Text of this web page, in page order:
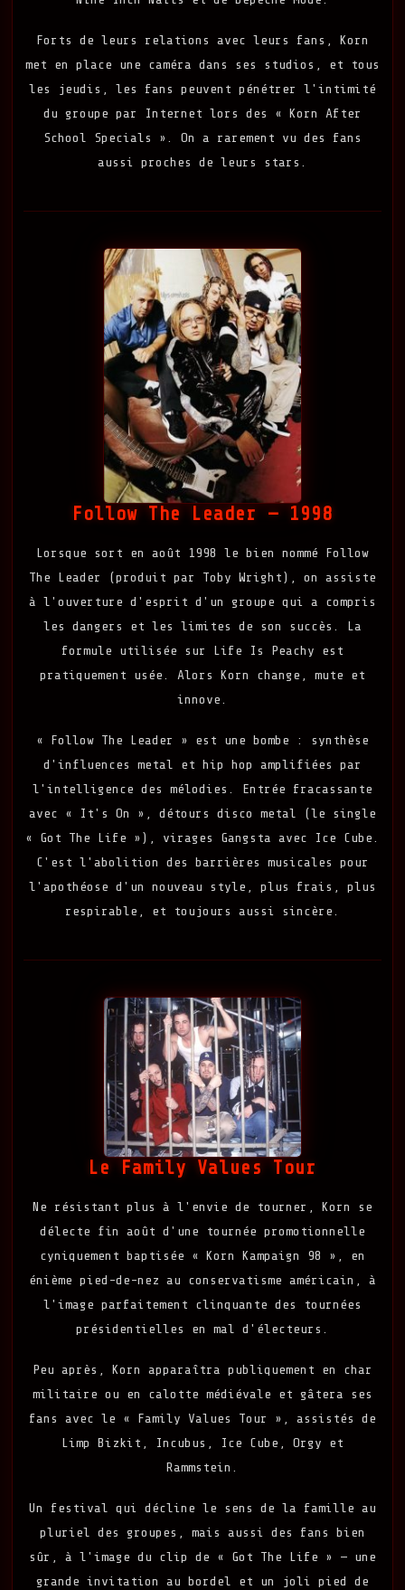
Forts de leurs relations avec leurs fans, Korn
met en place une caméra dans ses studios, et tous
les jeudis, les fans peuvent pénétrer l'intimité
du groupe par Internet lors des « Korn After
School Specials ». On a rarement vu des fans
aussi proches de leurs stars.
Follow The Leader — 1998
Lorsque sort en août 1998 le bien nommé Follow
The Leader (produit par Toby Wright), on assiste
à l'ouverture d'esprit d'un groupe qui a compris
les dangers et les limites de son succès. La
formule utilisée sur Life Is Peachy est
pratiquement usée. Alors Korn change, mute et
innove.
« Follow The Leader » est une bombe : synthèse
d'influences metal et hip hop amplifiées par
l'intelligence des mélodies. Entrée fracassante
avec « It's On », détours disco metal (le single
« Got The Life »), virages Gangsta avec Ice Cube.
C'est l'abolition des barrières musicales pour
l'apothéose d'un nouveau style, plus frais, plus
respirable, et toujours aussi sincère.
Le Family Values Tour
Ne résistant plus à l'envie de tourner, Korn se
délecte fin août d'une tournée promotionnelle
cyniquement baptisée « Korn Kampaign 98 », en
énième pied-de-nez au conservatisme américain, à
l'image parfaitement clinquante des tournées
présidentielles en mal d'électeurs.
Peu après, Korn apparaîtra publiquement en char
militaire ou en calotte médiévale et gâtera ses
fans avec le « Family Values Tour », assistés de
Limp Bizkit, Incubus, Ice Cube, Orgy et
Rammstein.
Un festival qui décline le sens de la famille au
pluriel des groupes, mais aussi des fans bien
sûr, à l'image du clip de « Got The Life » — une
grande invitation au bordel et un joli pied de